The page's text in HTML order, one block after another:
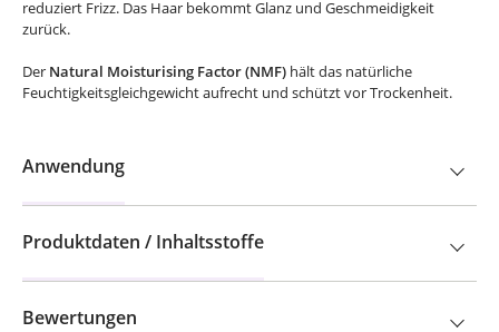
reduziert Frizz. Das Haar bekommt Glanz und Geschmeidigkeit
zurück.
Der Natural Moisturising Factor (NMF) hält das natürliche
Feuchtigkeitsgleichgewicht aufrecht und schützt vor Trockenheit.
Anwendung
Produktdaten / Inhaltsstoffe
Bewertungen